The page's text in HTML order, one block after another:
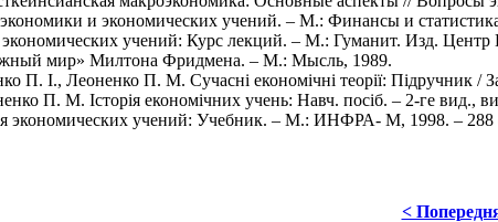
и экономических учений. – М.: Финансы и
учений: Курс лекций. – М.: Гуманит. Изд.
мир» Милтона Фридмена. – М.: Мысль, 1989.
П. І., Леоненко П. М. Сучасні економічні теорії: Підручник /
П. М. Історія економічних учень: Навч. посіб. – 2-ге вид.,
экономических учений: Учебник. – М.: ИНФРА- М, 1998. – 288
<